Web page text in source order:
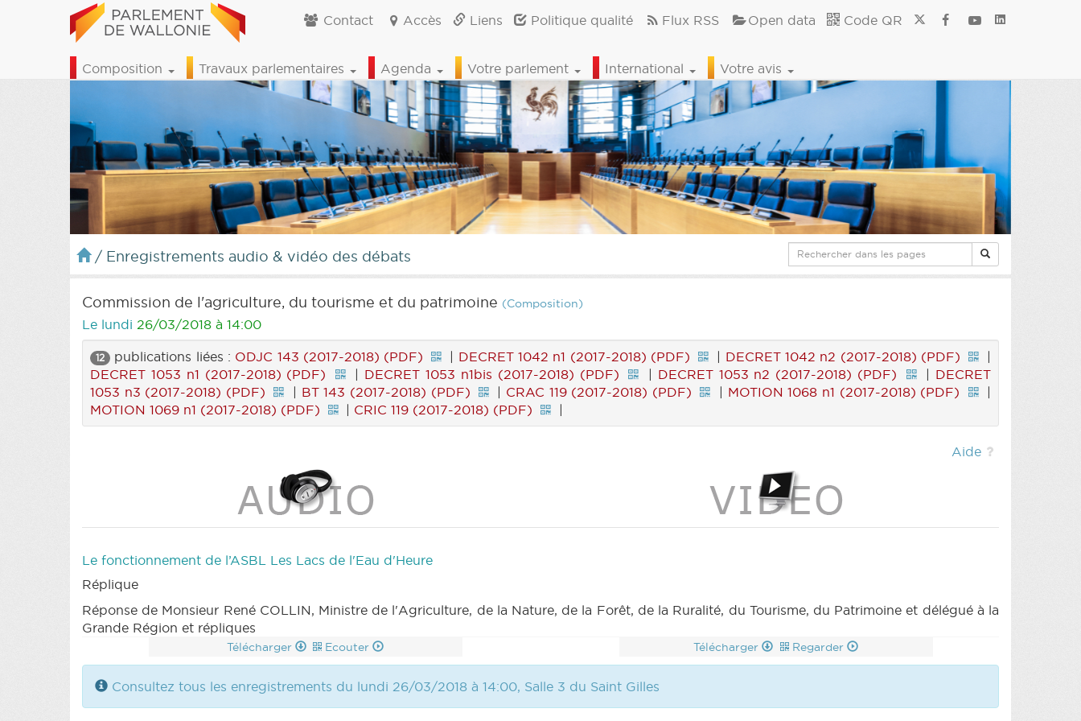
Contact Accès Liens Politique qualité Flux RSS Open data Code QR
Composition Travaux parlementaires Agenda Votre parlement International Votre avis
/ Enregistrements audio & vidéo des débats
Commission de l'agriculture, du tourisme et du patrimoine (Composition)
Le lundi 26/03/2018 à 14:00
12 publications liées : ODJC 143 (2017-2018) (PDF) | DECRET 1042 n1 (2017-2018) (PDF) | DECRET 1042 n2 (2017-2018) (PDF)
|
DECRET 1053 n1 (2017-2018) (PDF)
| DECRET 1053 n1bis (2017-2018) (PDF) | DECRET 1053 n2 (2017-2018) (PDF) | DECRET
1053 n3 (2017-2018) (PDF)
| BT 143 (2017-2018) (PDF) | CRAC 119 (2017-2018) (PDF) | MOTION 1068 n1 (2017-2018) (PDF)
|
MOTION 1069 n1 (2017-2018) (PDF)
| CRIC 119 (2017-2018) (PDF) |
Aide
Le fonctionnement de l’ASBL Les Lacs de l'Eau d'Heure
Réplique
Réponse de Monsieur René COLLIN, Ministre de l'Agriculture, de la Nature, de la Forêt, de la Ruralité, du Tourisme, du Patrimoine et délégué à la
Grande Région et répliques
Télécharger Ecouter Télécharger Regarder
Consultez tous les enregistrements du lundi 26/03/2018 à 14:00, Salle 3 du Saint Gilles